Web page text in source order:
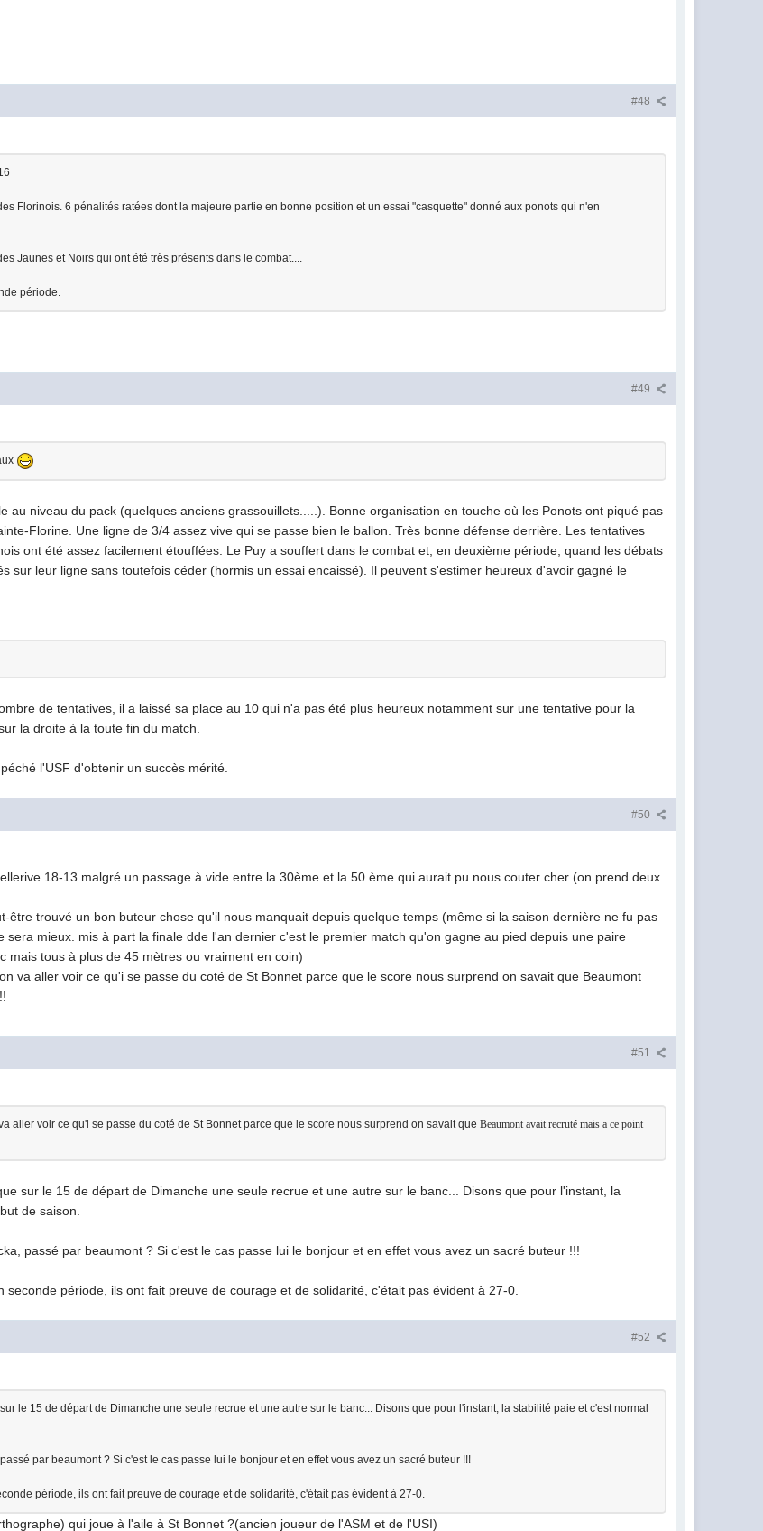
#48
Florinois. 6 pénalités ratées dont la majeure partie en bonne position et un essai "casquette" donné aux ponots qui n'en
Jaunes et Noirs qui ont été très présents dans le combat....
période.
#49
au niveau du pack (quelques anciens grassouillets.....). Bonne organisation en touche où les Ponots ont piqué pas
Florine. Une ligne de 3/4 assez vive qui se passe bien le ballon. Très bonne défense derrière. Les tentatives
ont été assez facilement étouffées. Le Puy a souffert dans le combat et, en deuxième période, quand les débats
sur leur ligne sans toutefois céder (hormis un essai encaissé). Il peuvent s'estimer heureux d'avoir gagné le
de tentatives, il a laissé sa place au 10 qui n'a pas été plus heureux notamment sur une tentative pour la
la droite à la toute fin du match.
l'USF d'obtenir un succès mérité.
#50
18-13 malgré un passage à vide entre la 30ème et la 50 ème qui aurait pu nous couter cher (on prend deux
être trouvé un bon buteur chose qu'il nous manquait depuis quelque temps (même si la saison dernière ne fu pas
sera mieux. mis à part la finale dde l'an dernier c'est le premier match qu'on gagne au pied depuis une paire
mais tous à plus de 45 mètres ou vraiment en coin)
va aller voir ce qu'i se passe du coté de St Bonnet parce que le score nous surprend on savait que Beaumont
#51
aller voir ce qu'i se passe du coté de St Bonnet parce que le score nous surprend on savait queBeaumont avait recruté mais a ce point
sur le 15 de départ de Dimanche une seule recrue et une autre sur le banc... Disons que pour l'instant, la
de saison.
passé par beaumont ? Si c'est le cas passe lui le bonjour et en effet vous avez un sacré buteur !!!
seconde période, ils ont fait preuve de courage et de solidarité, c'était pas évident à 27-0.
#52
le 15 de départ de Dimanche une seule recrue et une autre sur le banc... Disons que pour l'instant, la stabilité paie et c'est normal
par beaumont ? Si c'est le cas passe lui le bonjour et en effet vous avez un sacré buteur !!!
période, ils ont fait preuve de courage et de solidarité, c'était pas évident à 27-0.
qui joue à l'aile à St Bonnet ?(ancien joueur de l'ASM et de l'USI)